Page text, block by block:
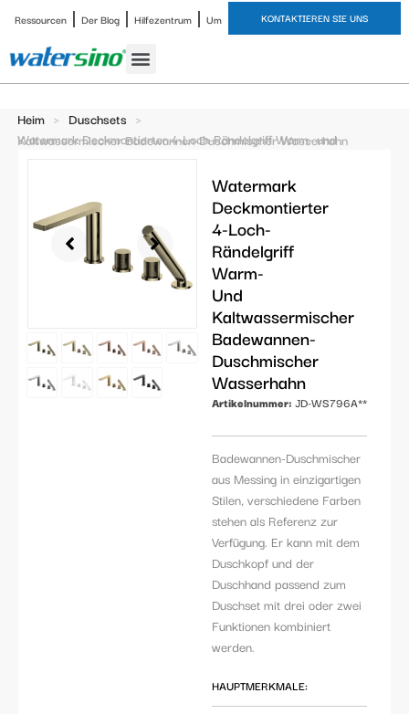
Ressourcen Der Blog Hilfezentrum Um KONTAKTIEREN SIE UNS
Heim > Duschsets >
Watermark Deckmontierter 4-Loch-Rändelgriff Warm- und Kaltwassermischer Badewannen-Duschmischer Wasserhahn
Watermark
Deckmontierter
4-Loch-
Rändelgriff
Warm-
Und
Kaltwassermischer
Badewannen-
Duschmischer
Wasserhahn
Artikelnummer: JD-WS796A**
Badewannen-Duschmischer
aus Messing in einzigartigen
Stilen, verschiedene Farben
stehen als Referenz zur
Verfügung. Er kann mit dem
Duschkopf und der
Duschhand passend zum
Duschset mit drei oder zwei
Funktionen kombiniert
werden.
HAUPTMERKMALE: